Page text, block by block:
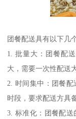
团餐配送具有以下几
1. 批量大：团餐配
大，需要一次性配送
2. 时间集中：团餐
时段，要求配送方具
3. 标准化：团餐配